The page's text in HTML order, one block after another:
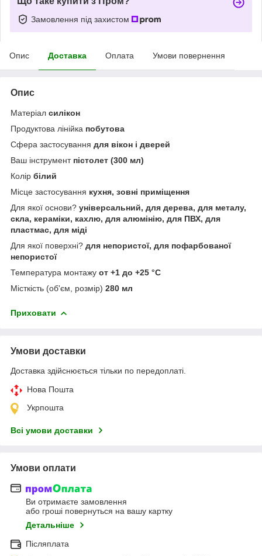
Замовлення під захистом
Опис Доставка Оплата Умови повернення
Опис
Матеріал силікон
Продуктова лінійка побутова
Сфера застосування для вікон і дверей
Ваш інструмент пістолет (300 мл)
Колір білий
Місце застосування кухня, зовні приміщення
Для якої основи? універсальний, для дерева, для металу,
скла, кераміки, кахлю, для алюмінію, для ПВХ, для
пластмас, для міді
Для якої поверхні? для непористої, для пофарбованої
непористої
Температура монтажу от +1 до +25 °С
Місткість (об'єм, розмір) 280 мл
Приховати
Умови доставки
Доставка здійснюється тільки по передоплаті.
Нова Пошта
Укрпошта
Всі умови доставки
Умови оплати
Ви отримаєте замовлення
або гроші повернуться на вашу картку
Детальніше
Післяплата